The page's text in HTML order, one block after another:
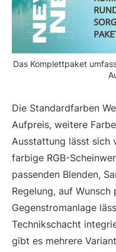
Das Komplettpaket
Die Standardfarben
Aufpreis, weitere
Ausstattung lässt sich
farbige RGB-
passenden Blenden,
Regelung, auf
Gegenstromanlage
Technikschacht
gibt es mehrere